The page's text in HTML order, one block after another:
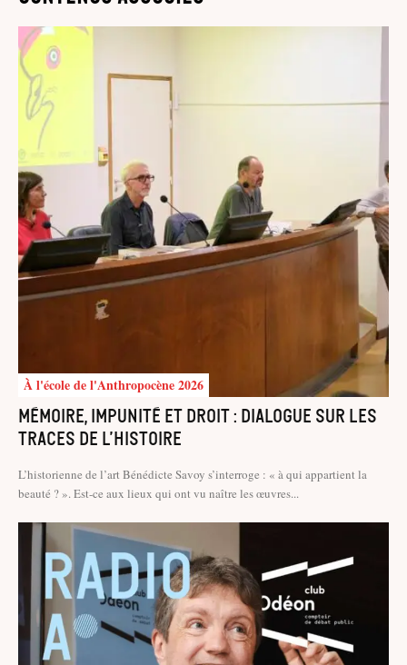
À l'école de l'Anthropocène 2026
Mémoire, impunité et droit : dialogue sur les
traces de l’histoire
L’historienne de l’art Bénédicte Savoy s’interroge : « à qui appartient la
beauté ? ». Est-ce aux lieux qui ont vu naître les œuvres...